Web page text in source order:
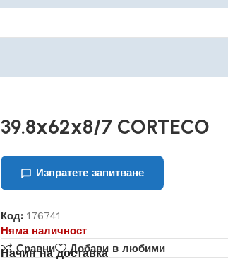
39.8x62x8/7 CORTECO
Изпратете запитване
Код: 176741
Няма наличност
Сравни
Добави в любими
Начин на доставка